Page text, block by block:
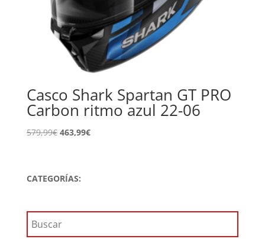
Casco Shark Spartan GT PRO
Carbon ritmo azul 22-06
579,99€ El
era:
463,99€El
CATEGORÍAS: